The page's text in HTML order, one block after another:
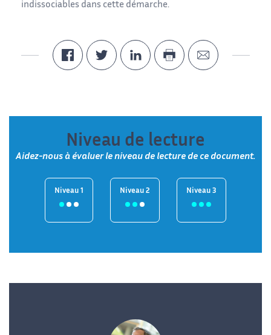
indissociables dans cette démarche.
Niveau de lecture
Aidez-nous à évaluer le niveau de lecture de ce document.
Niveau 1 Niveau 2 Niveau 3